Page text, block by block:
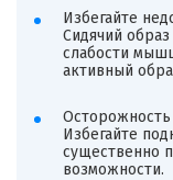
Избегайте
Сидячий
слабости
активный
Избегайте
существенно
возможности.